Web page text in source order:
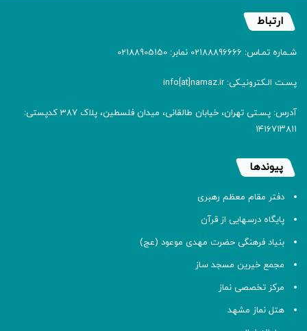
ارتباط
شـماره تمـاس: 02188896666 نمابر: 02188905150
پسـت الـکترونیـکی: info[at]namaz.ir
آدرس: پسـتی تهران، خیابان طالقانی، میدان فلسطین، پلاک 387 کدپستی:
۱۴۱۶۷۱۳۸۱۱
پیوندها
دفتر مقام معظم رهبری
پایگاه درسهایی از قرآن
بنیاد فرهنگی حضرت مهدی موعود (عج)
مجمع خیرین مسجد ساز
مرکز تخصصی نماز
هتل نماز مشهد